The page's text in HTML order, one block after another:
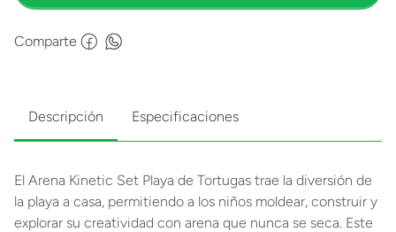
Comparte
Descripción Especificaciones
El Arena Kinetic Set Playa de Tortugas trae la diversión de
la playa a casa, permitiendo a los niños moldear, construir y
explorar su creatividad con arena que nunca se seca. Este